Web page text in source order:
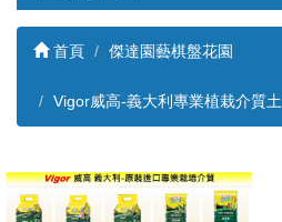
首頁 傑達園藝棋盤花園
Vigor威高-義大利專業植栽介質土